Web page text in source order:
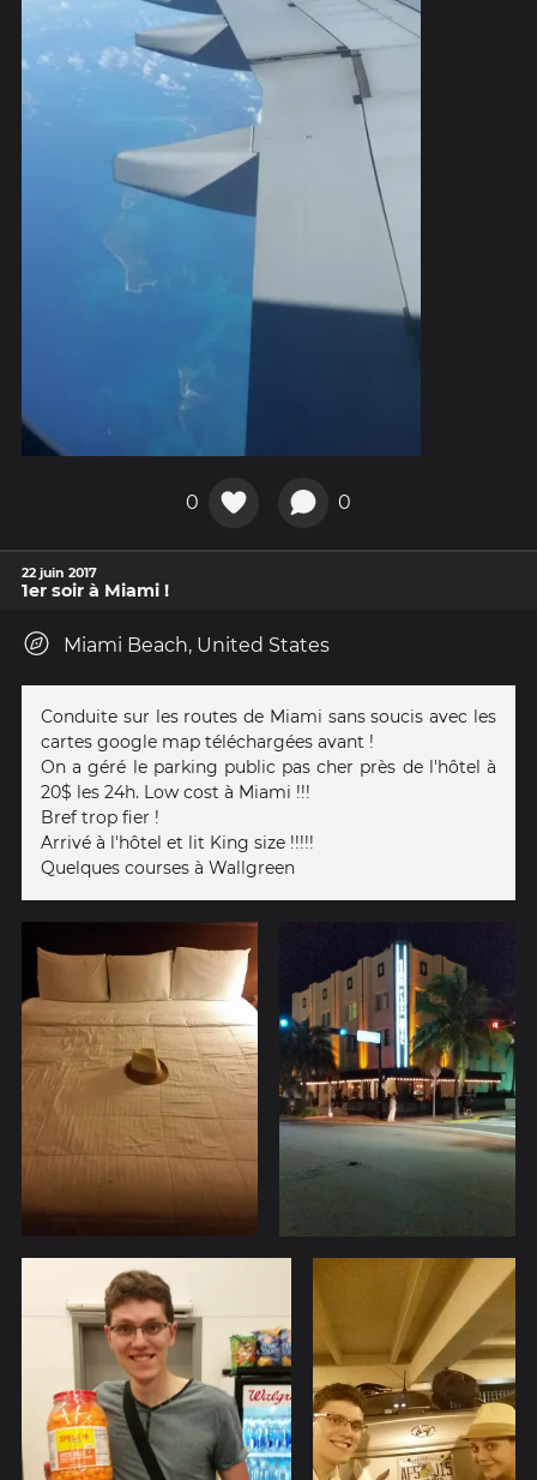
0 0
22 juin 2017
1er soir à Miami !
Miami Beach, United States
Conduite sur les routes de Miami sans soucis avec les
cartes google map téléchargées avant !
On a géré le parking public pas cher près de l'hôtel à
20$ les 24h. Low cost à Miami !!!
Bref trop fier !
Arrivé à l'hôtel et lit King size !!!!!
Quelques courses à Wallgreen